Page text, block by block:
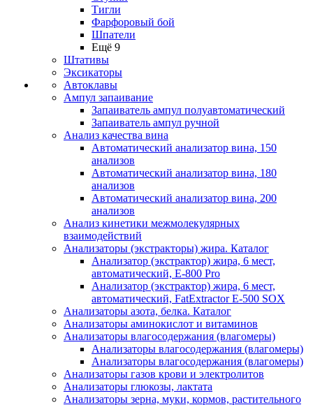
Тигли
Фарфоровый бой
Шпатели
Ещё 9
Штативы
Эксикаторы
Автоклавы
Ампул запаивание
Запаиватель ампул полуавтоматический
Запаиватель ампул ручной
Анализ качества вина
Автоматический анализатор вина, 150
анализов
Автоматический анализатор вина, 180
анализов
Автоматический анализатор вина, 200
анализов
Анализ кинетики межмолекулярных
взаимодействий
Анализаторы (экстракторы) жира. Каталог
Анализатор (экстрактор) жира, 6 мест,
автоматический, E-800 Pro
Анализатор (экстрактор) жира, 6 мест,
автоматический, FatExtractor E-500 SOX
Анализаторы азота, белка. Каталог
Анализаторы аминокислот и витаминов
Анализаторы влагосодержания (влагомеры)
Анализаторы влагосодержания (влагомеры)
Анализаторы влагосодержания (влагомеры)
Анализаторы газов крови и электролитов
Анализаторы глюкозы, лактата
Анализаторы зерна, муки, кормов, растительного